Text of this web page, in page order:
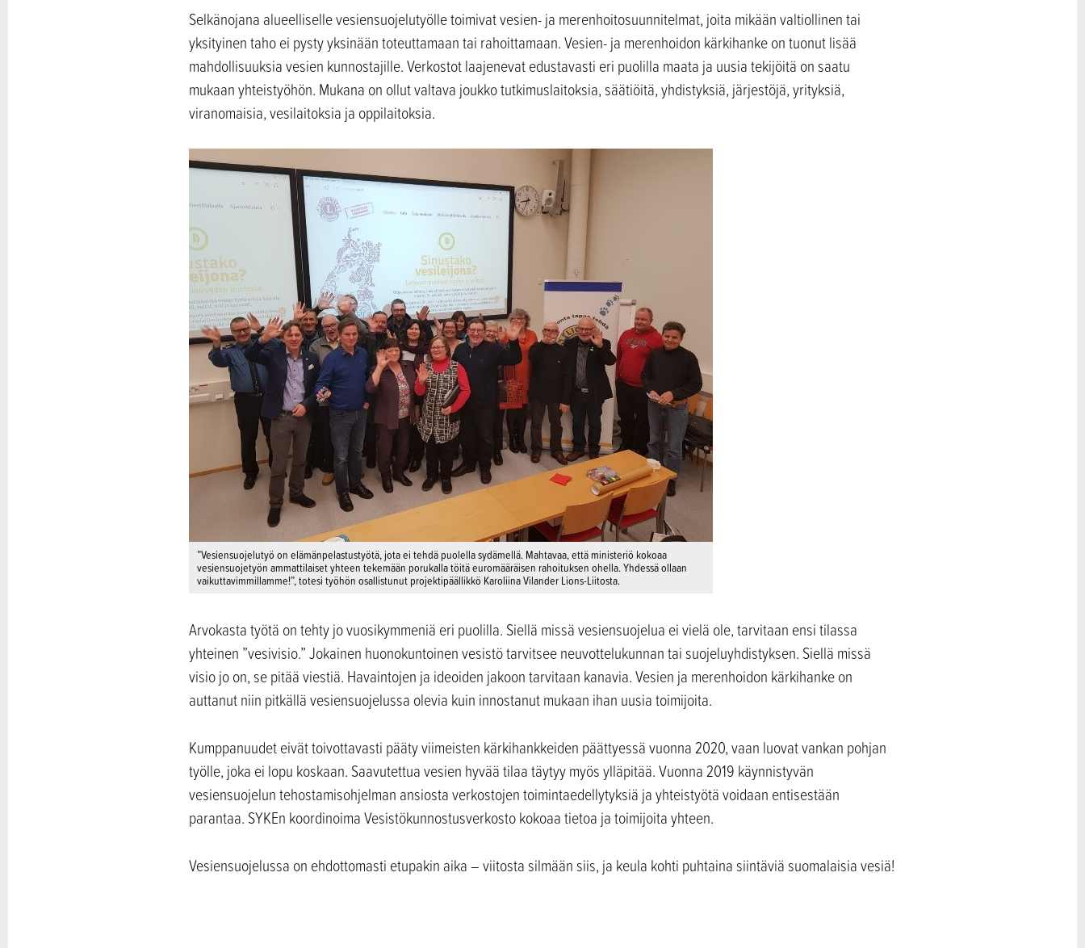
Selkänojana alueelliselle vesiensuojelutyölle toimivat vesien- ja merenhoitosuunnitelmat, joita mikään valtiollinen tai
yksityinen taho ei pysty yksinään toteuttamaan tai rahoittamaan. Vesien- ja merenhoidon kärkihanke on tuonut lisää
mahdollisuuksia vesien kunnostajille. Verkostot laajenevat edustavasti eri puolilla maata ja uusia tekijöitä on saatu
mukaan yhteistyöhön. Mukana on ollut valtava joukko tutkimuslaitoksia, säätiöitä, yhdistyksiä, järjestöjä, yrityksiä,
viranomaisia, vesilaitoksia ja oppilaitoksia.
”Vesiensuojelutyö on elämänpelastustyötä, jota ei tehdä puolella sydämellä. Mahtavaa, että ministeriö kokoaa
vesiensuojetyön ammattilaiset yhteen tekemään porukalla töitä euromääräisen rahoituksen ohella. Yhdessä ollaan
vaikuttavimmillamme!”, totesi työhön osallistunut projektipäällikkö Karoliina Vilander Lions-Liitosta.
Arvokasta työtä on tehty jo vuosikymmeniä eri puolilla. Siellä missä vesiensuojelua ei vielä ole, tarvitaan ensi tilassa
yhteinen ”vesivisio.” Jokainen huonokuntoinen vesistö tarvitsee neuvottelukunnan tai suojeluyhdistyksen. Siellä missä
visio jo on, se pitää viestiä. Havaintojen ja ideoiden jakoon tarvitaan kanavia. Vesien ja merenhoidon kärkihanke on
auttanut niin pitkällä vesiensuojelussa olevia kuin innostanut mukaan ihan uusia toimijoita.
Kumppanuudet eivät toivottavasti pääty viimeisten kärkihankkeiden päättyessä vuonna 2020, vaan luovat vankan pohjan
työlle, joka ei lopu koskaan. Saavutettua vesien hyvää tilaa täytyy myös ylläpitää. Vuonna 2019 käynnistyvän
vesiensuojelun tehostamisohjelman ansiosta verkostojen toimintaedellytyksiä ja yhteistyötä voidaan entisestään
parantaa. SYKEn koordinoima Vesistökunnostusverkosto kokoaa tietoa ja toimijoita yhteen.
Vesiensuojelussa on ehdottomasti etupakin aika – viitosta silmään siis, ja keula kohti puhtaina siintäviä suomalaisia vesiä!